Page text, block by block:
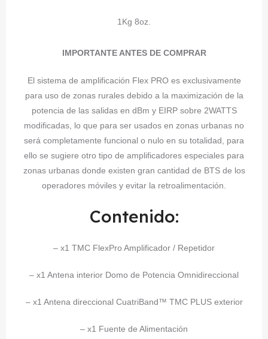
1Kg 8oz.
IMPORTANTE ANTES DE COMPRAR
El sistema de amplificación Flex PRO es exclusivamente
para uso de zonas rurales debido a la maximización de la
potencia de las salidas en dBm y EIRP sobre 2WATTS
modificadas, lo que para ser usados en zonas urbanas no
será completamente funcional o nulo en su totalidad, para
ello se sugiere otro tipo de amplificadores especiales para
zonas urbanas donde existen gran cantidad de BTS de los
operadores móviles y evitar la retroalimentación.
Contenido:
– x1 TMC FlexPro Amplificador / Repetidor
– x1 Antena interior Domo de Potencia Omnidireccional
– x1 Antena direccional CuatriBand™ TMC PLUS exterior
– x1 Fuente de Alimentación